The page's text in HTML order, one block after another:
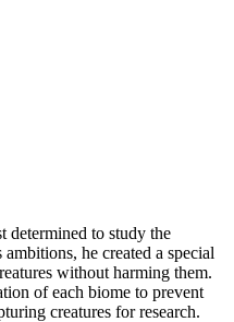
determined to study the
he created a special
without harming them.
of each biome to prevent
creatures for research.